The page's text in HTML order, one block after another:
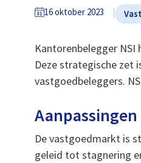
16 oktober 2023
Kantorenbelegger
Deze strategische zet
vastgoedbeleggers.
De vastgoedmarkt is
geleid tot stagnering